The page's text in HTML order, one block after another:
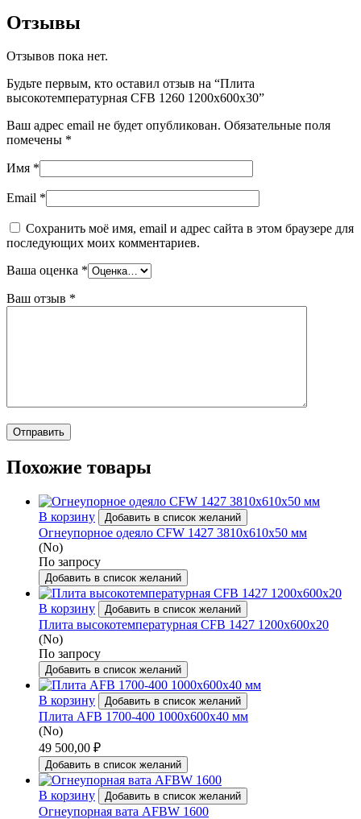
Отзывы
Отзывов пока нет.
Будьте первым, кто оставил отзыв на “Плита
высокотемпературная CFB 1260 1200x600x30”
Ваш адрес email не будет опубликован. Обязательные поля
помечены *
Имя *
Email *
Сохранить моё имя, email и адрес сайта в этом браузере для
последующих моих комментариев.
Ваша оценка *
Ваш отзыв *
Похожие товары
В корзину Добавить в список желаний
Огнеупорное одеяло CFW 1427 3810х610х50 мм
(No)
По запросу
Добавить в список желаний
В корзину Добавить в список желаний
Плита высокотемпературная CFB 1427 1200x600x20
(No)
По запросу
Добавить в список желаний
В корзину Добавить в список желаний
Плита AFB 1700-400 1000x600x40 мм
(No)
49 500,00 ₽
Добавить в список желаний
В корзину Добавить в список желаний
Огнеупорная вата AFBW 1600